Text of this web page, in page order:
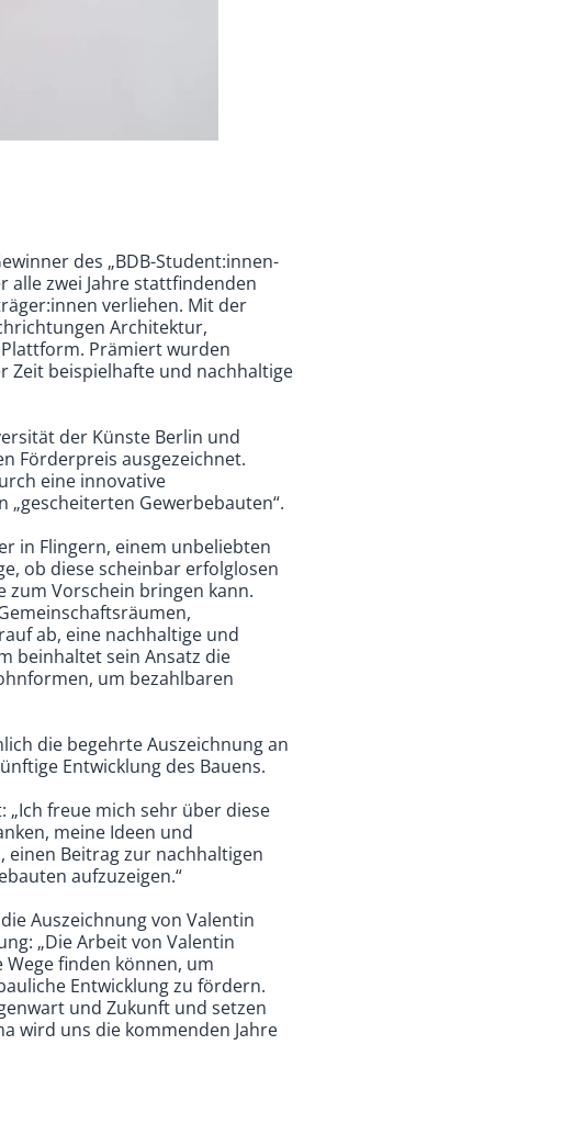
des „BDB-Student:innen-
alle zwei Jahre stattfindenden
verliehen. Mit der
Architektur,
Prämiert wurden
Zeit beispielhafte und nachhaltige
der Künste Berlin und
Förderpreis ausgezeichnet.
eine innovative
Gewerbebauten“.
in Flingern, einem unbeliebten
ob diese scheinbar erfolglosen
zum Vorschein bringen kann.
ab, eine nachhaltige und
beinhaltet sein Ansatz die
um bezahlbaren
die begehrte Auszeichnung an
Entwicklung des Bauens.
freue mich sehr über diese
meine Ideen und
einen Beitrag zur nachhaltigen
aufzuzeigen.“
Auszeichnung von Valentin
„Die Arbeit von Valentin
finden können, um
Entwicklung zu fördern.
und Zukunft und setzen
wird uns die kommenden Jahre